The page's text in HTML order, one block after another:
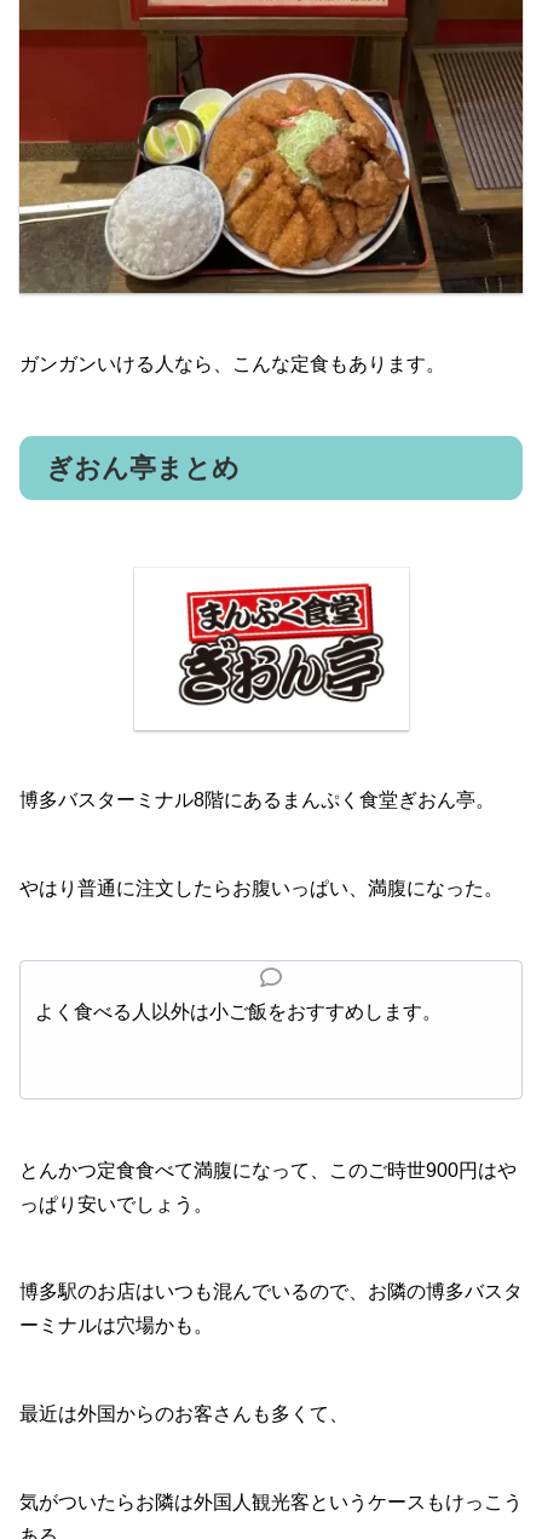
ガンガンいける人なら、こんな定食もあります。
ぎおん亭まとめ
博多バスターミナル8階にあるまんぷく食堂ぎおん亭。
やはり普通に注文したらお腹いっぱい、満腹になった。
よく食べる人以外は小ご飯をおすすめします。
とんかつ定食食べて満腹になって、このご時世900円はや
っぱり安いでしょう。
博多駅のお店はいつも混んでいるので、お隣の博多バスタ
ーミナルは穴場かも。
最近は外国からのお客さんも多くて、
気がついたらお隣は外国人観光客というケースもけっこう